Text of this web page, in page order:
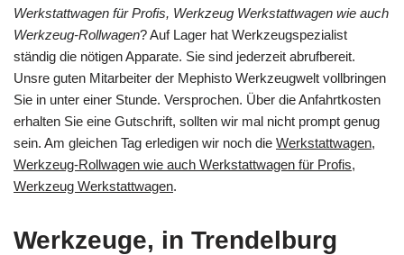
Werkstattwagen für Profis, Werkzeug Werkstattwagen wie auch
Werkzeug-Rollwagen? Auf Lager hat Werkzeugspezialist
ständig die nötigen Apparate. Sie sind jederzeit abrufbereit.
Unsre guten Mitarbeiter der Mephisto Werkzeugwelt vollbringen
Sie in unter einer Stunde. Versprochen. Über die Anfahrtkosten
erhalten Sie eine Gutschrift, sollten wir mal nicht prompt genug
sein. Am gleichen Tag erledigen wir noch die Werkstattwagen,
Werkzeug-Rollwagen wie auch Werkstattwagen für Profis,
Werkzeug Werkstattwagen.
Werkzeuge, in Trendelburg